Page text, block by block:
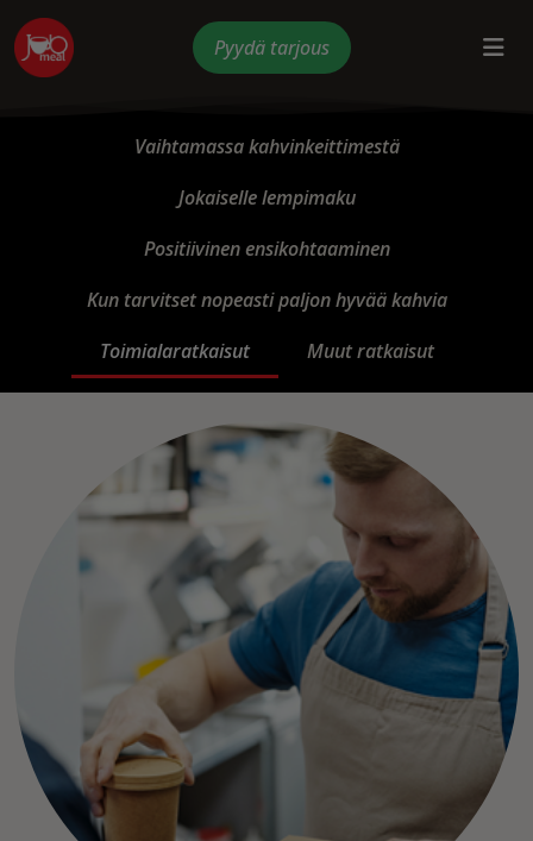
Pyydä tarjous
Vaihtamassa kahvinkeittimestä
Jokaiselle lempimaku
Positiivinen ensikohtaaminen
Kun tarvitset nopeasti paljon hyvää kahvia
Toimialaratkaisut
Muut ratkaisut